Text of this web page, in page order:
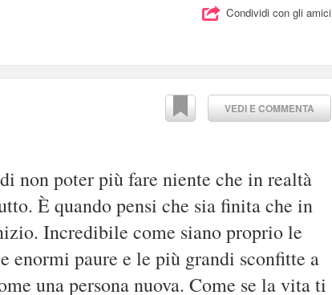
Condividi con gli amici
VEDI E COMMENTA
non poter più fare niente che in realtà
È quando pensi che sia finita che in
Incredibile come siano proprio le
enormi paure e le più grandi sconfitte a
una persona nuova. Come se la vita ti